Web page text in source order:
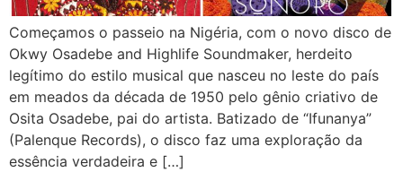
Começamos o passeio na Nigéria, com o novo disco de
Okwy Osadebe and Highlife Soundmaker, herdeito
legítimo do estilo musical que nasceu no leste do país
em meados da década de 1950 pelo gênio criativo de
Osita Osadebe, pai do artista. Batizado de “Ifunanya”
(Palenque Records), o disco faz uma exploração da
essência verdadeira e […]